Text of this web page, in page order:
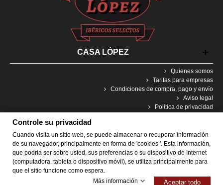
CASA LÓPEZ
Quienes somos
Tarifas para empresas
Condiciones de compra, pago y envío
Aviso legal
Política de privacidad
Consentimiento Cookies
@ 2021 Designed by Bestforwebsites. All Rights Reserved
Controle su privacidad
Cuando visita un sitio web, se puede almacenar o recuperar información
de su navegador, principalmente en forma de 'cookies '. Esta información,
que podría ser sobre usted, sus preferencias o su dispositivo de Internet
(computadora, tableta o dispositivo móvil), se utiliza principalmente para
que el sitio funcione como espera.
Más información
Aceptar todo